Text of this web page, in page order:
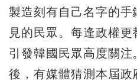
製造刻有自己名字的
見的民眾。每逢政權
引發韓國民眾高度關
後，有媒體猜測本屆